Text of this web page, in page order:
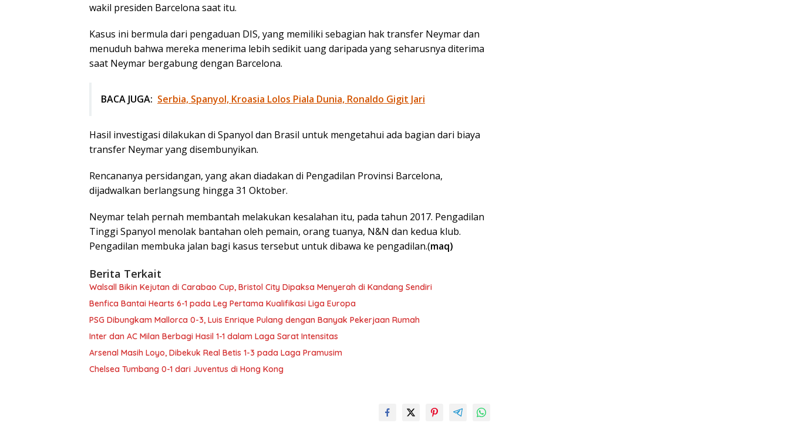
wakil presiden Barcelona saat itu.
Kasus ini bermula dari pengaduan DIS, yang memiliki sebagian hak transfer Neymar dan
menuduh bahwa mereka menerima lebih sedikit uang daripada yang seharusnya diterima
saat Neymar bergabung dengan Barcelona.
BACA JUGA: Serbia, Spanyol, Kroasia Lolos Piala Dunia, Ronaldo Gigit Jari
Hasil investigasi dilakukan di Spanyol dan Brasil untuk mengetahui ada bagian dari biaya
transfer Neymar yang disembunyikan.
Rencananya persidangan, yang akan diadakan di Pengadilan Provinsi Barcelona,
dijadwalkan berlangsung hingga 31 Oktober.
Neymar telah pernah membantah melakukan kesalahan itu, pada tahun 2017. Pengadilan
Tinggi Spanyol menolak bantahan oleh pemain, orang tuanya, N&N dan kedua klub.
Pengadilan membuka jalan bagi kasus tersebut untuk dibawa ke pengadilan.(maq)
Berita Terkait
Walsall Bikin Kejutan di Carabao Cup, Bristol City Dipaksa Menyerah di Kandang Sendiri
Benfica Bantai Hearts 6-1 pada Leg Pertama Kualifikasi Liga Europa
PSG Dibungkam Mallorca 0-3, Luis Enrique Pulang dengan Banyak Pekerjaan Rumah
Inter dan AC Milan Berbagi Hasil 1-1 dalam Laga Sarat Intensitas
Arsenal Masih Loyo, Dibekuk Real Betis 1-3 pada Laga Pramusim
Chelsea Tumbang 0-1 dari Juventus di Hong Kong